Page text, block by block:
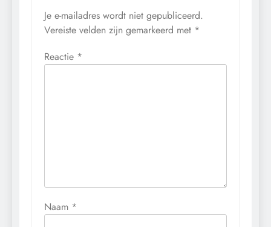
Je e-mailadres wordt niet gepubliceerd.
Vereiste velden zijn gemarkeerd met *
Reactie *
Naam *